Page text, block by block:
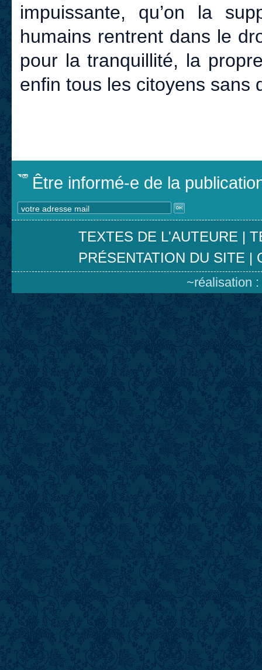
impuissante, qu’on la
humains rentrent dans le
pour la tranquillité, la
enfin tous les citoyens sans
Être informé-e de la
TEXTES DE L'AUTEURE |
PRÉSENTATION DU SITE |
~réalisation